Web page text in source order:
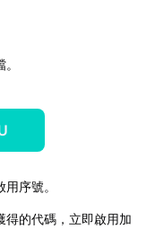
序號。
得的代碼，立即啟用加